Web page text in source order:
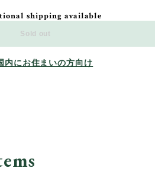
shipping available
Sold out
内にお住まいの方向け